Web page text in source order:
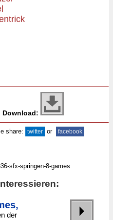
Download:
share: twitter or facebook
der